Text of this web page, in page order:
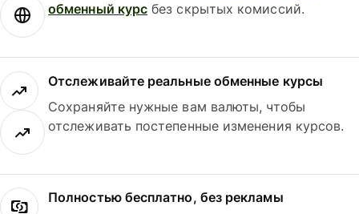
обменный курс без скрытых комиссий.
Отслеживайте реальные обменные курсы
Сохраняйте нужные вам валюты, чтобы
отслеживать постепенные изменения курсов.
Полностью бесплатно, без рекламы